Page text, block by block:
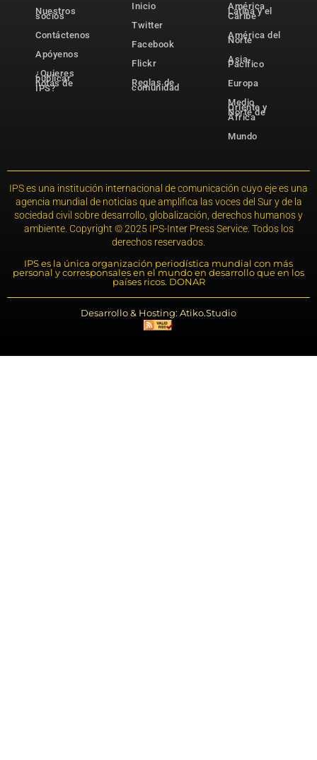
Nuestros
socios
Contáctenos
Apóyenos
¿Quieres
publicar
notas de
IPS?
Inicio
Twitter
Facebook
Flickr
Reglas de
comunidad
América
Latina y el
Caribe
América del
Norte
Asia-
Pacífico
Europa
Medio
Oriente y
Norte de
África
Mundo
IPS es una institución internacional de comunicación cuyo eje es una
agencia mundial de noticias que amplifica las voces del Sur y de la
sociedad civil sobre desarrollo, globalización, derechos humanos y
ambiente. Copyright © 2025 IPS-Inter Press Service. Todos los
derechos reservados.
IPS es la única organización periodística mundial con más
personal y corresponsales en el mundo en desarrollo que en los
países ricos. DONAR
Desarrollo & Hosting: Atiko.Studio